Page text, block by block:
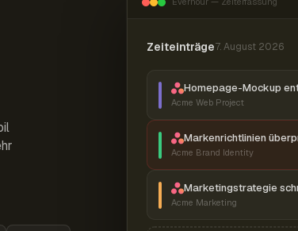
Zeiteinträge7. August 2026
Homepage-Mockup
Acme Web Project
Markenrichtlinien
Acme Brand Identity
Marketingstrategie
Acme Marketing